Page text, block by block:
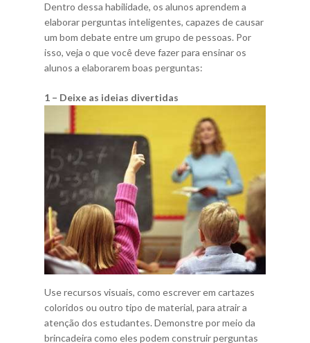
Dentro dessa habilidade, os alunos aprendem a
elaborar perguntas inteligentes, capazes de causar
um bom debate entre um grupo de pessoas. Por
isso, veja o que você deve fazer para ensinar os
alunos a elaborarem boas perguntas:
1 – Deixe as ideias divertidas
Use recursos visuais, como escrever em cartazes
coloridos ou outro tipo de material, para atrair a
atenção dos estudantes. Demonstre por meio da
brincadeira como eles podem construir perguntas